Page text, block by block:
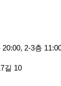
2-3층
길 10